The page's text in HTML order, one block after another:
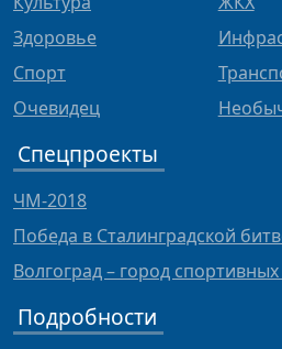
Здоровье
Спорт
Очевидец
Спецпроекты
ЧМ-2018
Победа в Сталинградской
Волгоград – город
Подробности